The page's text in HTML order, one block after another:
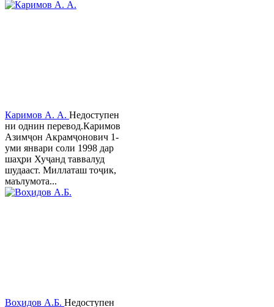
Каримов А. А. Недоступен
ни однин перевод.Каримов
Азимҷон Акрамҷонович 1-
уми январи соли 1998 дар
шаҳри Хуҷанд таввалуд
шудааст. Миллаташ тоҷик,
маълумота...
Воҳидов А.Б. Недоступен